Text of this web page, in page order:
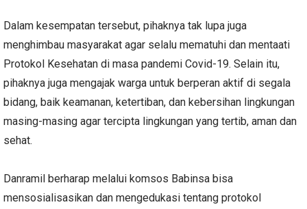
Dalam kesempatan tersebut, pihaknya tak lupa juga
menghimbau masyarakat agar selalu mematuhi dan mentaati
Protokol Kesehatan di masa pandemi Covid-19. Selain itu,
pihaknya juga mengajak warga untuk berperan aktif di segala
bidang, baik keamanan, ketertiban, dan kebersihan lingkungan
masing-masing agar tercipta lingkungan yang tertib, aman dan
sehat.
Danramil berharap melalui komsos Babinsa bisa
mensosialisasikan dan mengedukasi tentang protokol